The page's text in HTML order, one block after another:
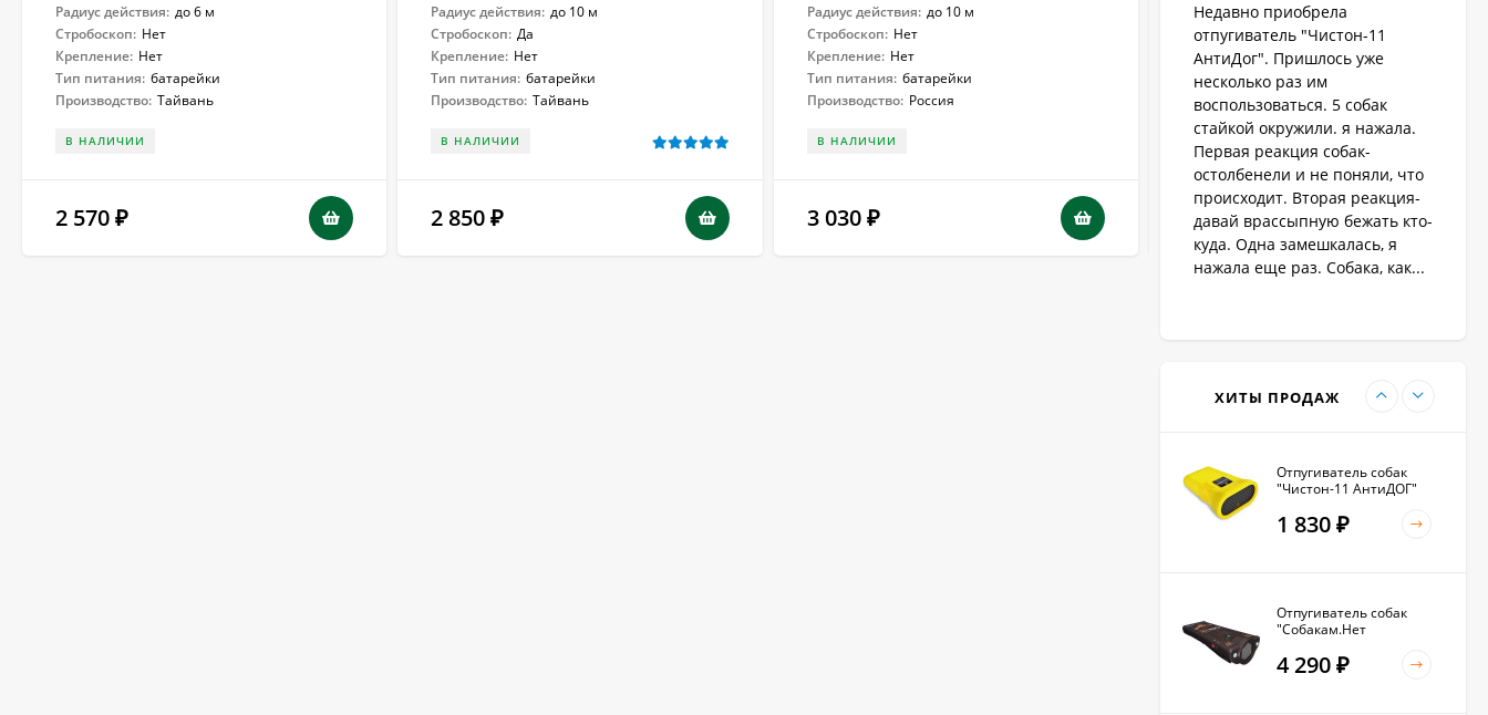
Радиус действия: до 6 м
Стробоскоп: Нет
Крепление: Нет
Тип питания: батарейки
Производство: Тайвань
В НАЛИЧИИ
2 570 ₽
Радиус действия: до 10 м
Стробоскоп: Да
Крепление: Нет
Тип питания: батарейки
Производство: Тайвань
В НАЛИЧИИ
2 850₽
Радиус действия: до 10 м
Стробоскоп: Нет
Крепление: Нет
Тип питания: батарейки
Производство: Россия
В НАЛИЧИИ
3 030 ₽
Радиус действия: до 10 м
Стробоскоп: Нет
Тип питания:
питание 220В
Производство: Россия
Бренд: Торнадо
3 030 ₽
Недавно приобрела
отпугиватель "Чистон-11
АнтиДог". Пришлось уже
несколько раз им
воспользоваться. 5 собак
стайкой окружили. я нажала.
Первая реакция собак-
остолбенели и не поняли, что
происходит. Вторая реакция-
давай врассыпную бежать кто-
куда. Одна замешкалась, я
нажала еще раз. Собака, как...
ХИТЫ ПРОДАЖ
Электроошейник для
дрессировки собак
«PET998DB»
3 480₽
Ошейник антилай
1 890₽
Отпугиватель собак
"Чистон-11 АнтиДОГ"
1 830 ₽
Отпугиватель собак
"Собакам.Нет
4 290 ₽